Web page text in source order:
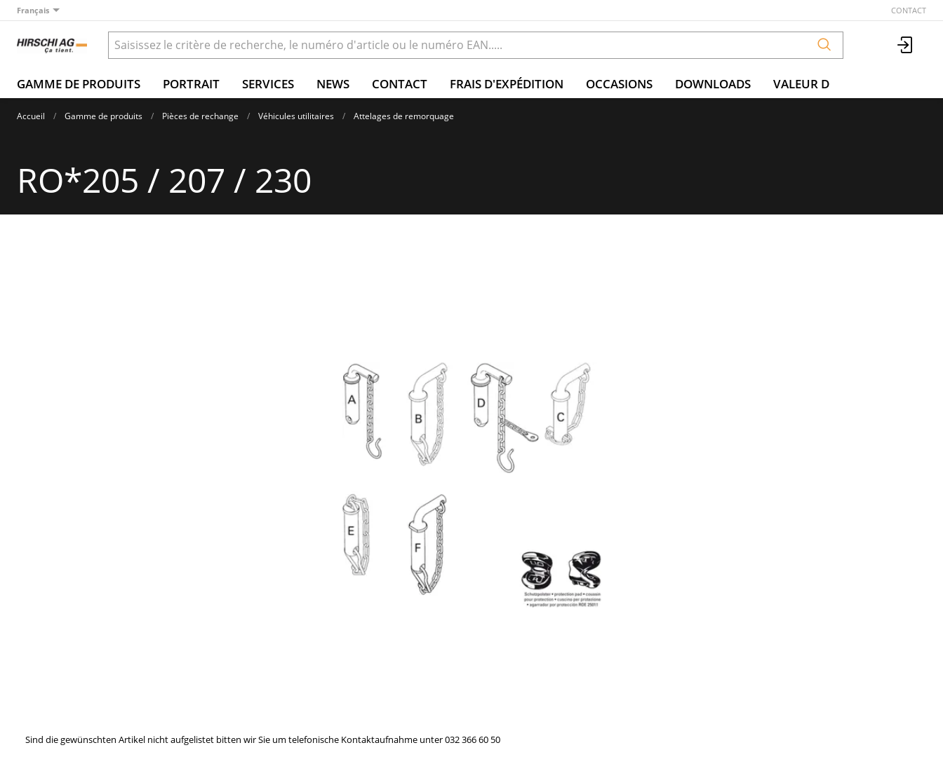
Français CONTACT
GAMME DE PRODUITS PORTRAIT SERVICES NEWS CONTACT FRAIS D'EXPÉDITION OCCASIONS DOWNLOADS VALEUR D
Accueil Gamme de produits Pièces de rechange Véhicules utilitaires Attelages de remorquage
RO*205 / 207 / 230
Sind die gewünschten Artikel nicht aufgelistet bitten wir Sie um telefonische Kontaktaufnahme unter 032 366 60 50